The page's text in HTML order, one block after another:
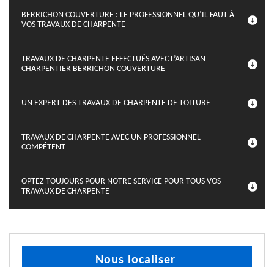
BERRICHON COUVERTURE : LE PROFESSIONNEL QU’IL FAUT À
VOS TRAVAUX DE CHARPENTE
TRAVAUX DE CHARPENTE EFFECTUÉS AVEC L’ARTISAN
CHARPENTIER BERRICHON COUVERTURE
UN EXPERT DES TRAVAUX DE CHARPENTE DE TOITURE
TRAVAUX DE CHARPENTE AVEC UN PROFESSIONNEL
COMPÉTENT
OPTEZ TOUJOURS POUR NOTRE SERVICE POUR TOUS VOS
TRAVAUX DE CHARPENTE
Nous localiser